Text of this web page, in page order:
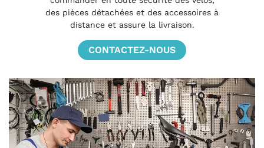
des pièces détachées et des accessoires à
distance et assure la livraison.
CONTACTEZ-NOUS